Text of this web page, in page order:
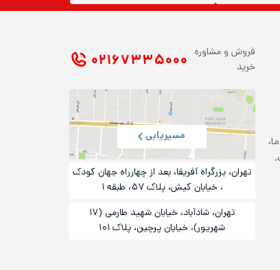
فروش و مشاوره
خرید
۰۲۱ ۶۷۳۳۵۰۰۰
مسیریابی
تهران، بزرگراه آفریقا، بعد از چهارراه جهان کودک
، خیابان کیش، پلاک ۵۷، طبقه ۱
تهران، شادآباد، خیابان شهید طارمی (۱۷
شهریور)، خیایان پرچین، پلاک ۱۰۱